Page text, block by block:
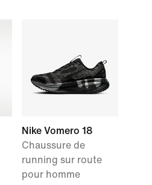
Nike Vomero 18
Chaussure de
running sur route
pour homme